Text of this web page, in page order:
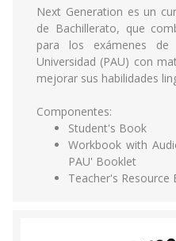
Next Generation es un
de Bachillerato, que
para los exámenes
Universidad (PAU) con
mejorar sus habilidades
Componentes:
Student's Book
Workbook with
PAU' Booklet
Teacher's Resource